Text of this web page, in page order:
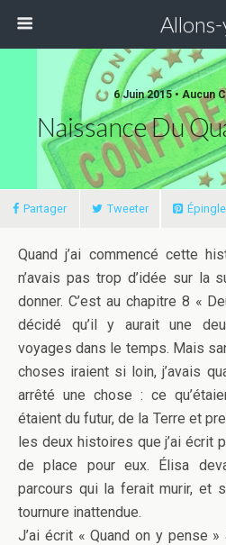
6 Juin 2015 • Aucun
Naissance Du
Partager Tweeter
Quand j’ai commencé cette
n’avais pas trop d’idée sur la
donner. C’est au chapitre 8 «
décidé qu’il y aurait une
voyages dans le temps. Mais
choses iraient si loin, j’avais
arrêté une chose : ce
étaient du futur, de la Terre et
les deux histoires que j’ai écrit
de place pour eux. Élisa
parcours qui la ferait murir, et
tournure inattendue.
J’ai écrit « Quand on y pense